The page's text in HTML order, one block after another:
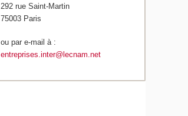
292 rue Saint-Martin
75003 Paris
ou par e-mail à :
entreprises.inter@lecnam.net